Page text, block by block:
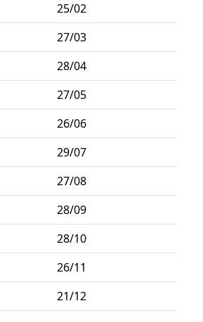
25/02
27/03
28/04
27/05
26/06
29/07
27/08
28/09
28/10
26/11
21/12